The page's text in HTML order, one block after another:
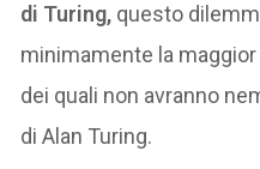
di Turing, questo
minimamente la
dei quali non avranno
di Alan Turing.